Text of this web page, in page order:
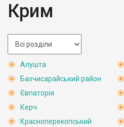
Крим
Алушта
Бахчисарайський район
Євпаторія
Керч
Красноперекопський